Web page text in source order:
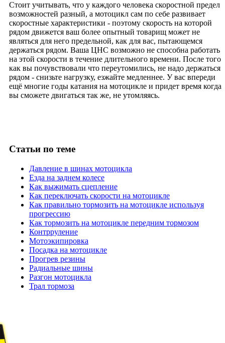
Стоит учитывать, что у каждого человека скоростной предел
возможностей разный, а мотоцикл сам по себе развивает
скоростные характеристики - поэтому скорость на которой
рядом движется ваш более опытный товарищ может не
являться для него предельной, как для вас, пытающемся
держаться рядом. Ваша ЦНС возможно не способна работать
на этой скорости в течение длительного времени. После того
как вы почувствовали что переутомились, не надо держаться
рядом - снизьте нагрузку, езжайте медленнее. У вас впереди
ещё многие годы катания на мотоцикле и придет время когда
вы сможете двигаться так же, не утомляясь.
Статьи по теме
Давление в шинах мотоцикла
Езда на заднем колесе
Как выжимать сцепление
Как переключать скорости на мотоцикле
Как правильно тормозить на мотоцикле используя
прогрессию
Как тормозить на мотоцикле передним тормозом
Контрруление
Мотоэкипировка
Посадка на мотоцикле
Прогрев резины
Радиальные шины
Разгон мотоцикла
Трал тормоза